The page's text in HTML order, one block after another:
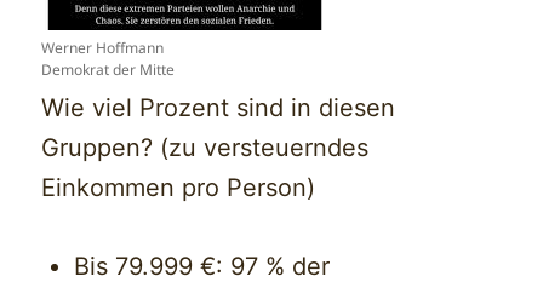
Werner Hoffmann
Demokrat der Mitte
Wie viel Prozent sind in diesen
Gruppen? (zu versteuerndes
Einkommen pro Person)
Bis 79.999 €: 97 % der